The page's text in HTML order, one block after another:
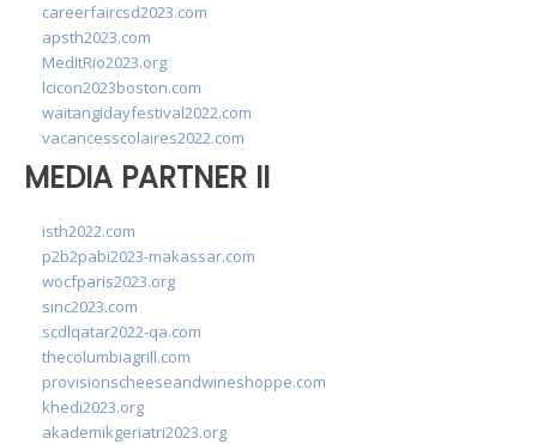
careerfaircsd2023.com
apsth2023.com
MedItRio2023.org
lcicon2023boston.com
waitangidayfestival2022.com
vacancesscolaires2022.com
MEDIA PARTNER II
isth2022.com
p2b2pabi2023-makassar.com
wocfparis2023.org
sinc2023.com
scdlqatar2022-qa.com
thecolumbiagrill.com
provisionscheeseandwineshoppe.com
khedi2023.org
akademikgeriatri2023.org